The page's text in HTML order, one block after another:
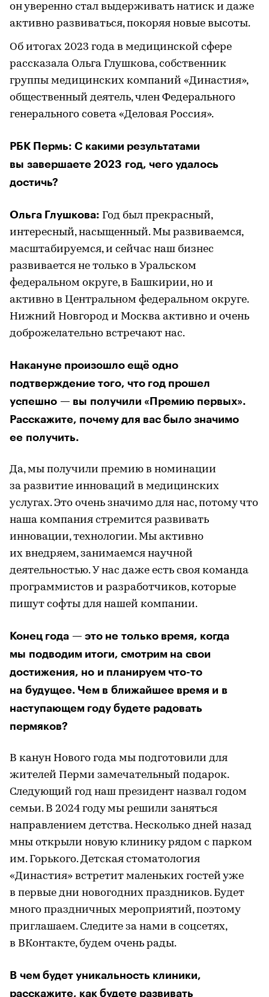
он уверенно стал выдерживать натиск и даже
активно развиваться, покоряя новые высоты.
Об итогах 2023 года в медицинской сфере
рассказала Ольга Глушкова, собственник
группы медицинских компаний «Династия»,
общественный деятель, член Федерального
генерального совета «Деловая Россия».
РБК Пермь: С какими результатами
вы завершаете 2023 год, чего удалось
достичь?
Ольга Глушкова: Год был прекрасный,
интересный, насыщенный. Мы развиваемся,
масштабируемся, и сейчас наш бизнес
развивается не только в Уральском
федеральном округе, в Башкирии, но и
активно в Центральном федеральном округе.
Нижний Новгород и Москва активно и очень
доброжелательно встречают нас.
Накануне произошло ещё одно
подтверждение того, что год прошел
успешно — вы получили «Премию первых».
Расскажите, почему для вас было значимо
ее получить.
Да, мы получили премию в номинации
за развитие инноваций в медицинских
услугах. Это очень значимо для нас, потому что
наша компания стремится развивать
инновации, технологии. Мы активно
их внедряем, занимаемся научной
деятельностью. У нас даже есть своя команда
программистов и разработчиков, которые
пишут софты для нашей компании.
Конец года — это не только время, когда
мы подводим итоги, смотрим на свои
достижения, но и планируем что-то
на будущее. Чем в ближайшее время и в
наступающем году будете радовать
пермяков?
В канун Нового года мы подготовили для
жителей Перми замечательный подарок.
Следующий год наш президент назвал годом
семьи. В 2024 году мы решили заняться
направлением детства. Несколько дней назад
мны открыли новую клинику рядом с парком
им. Горького. Детская стоматология
«Династия» встретит маленьких гостей уже
в первые дни новогодних праздников. Будет
много праздничных мероприятий, поэтому
приглашаем. Следите за нами в соцсетях,
в ВКонтакте, будем очень рады.
В чем будет уникальность клиники,
расскажите, как будете развивать